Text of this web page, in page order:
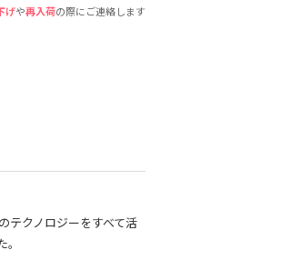
げや再入荷の際にご連絡します
テクノロジーをすべて活